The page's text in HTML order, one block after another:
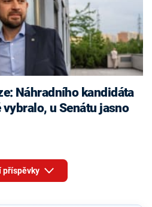
Náhradního kandidáta
u Senátu jasno
příspěvky